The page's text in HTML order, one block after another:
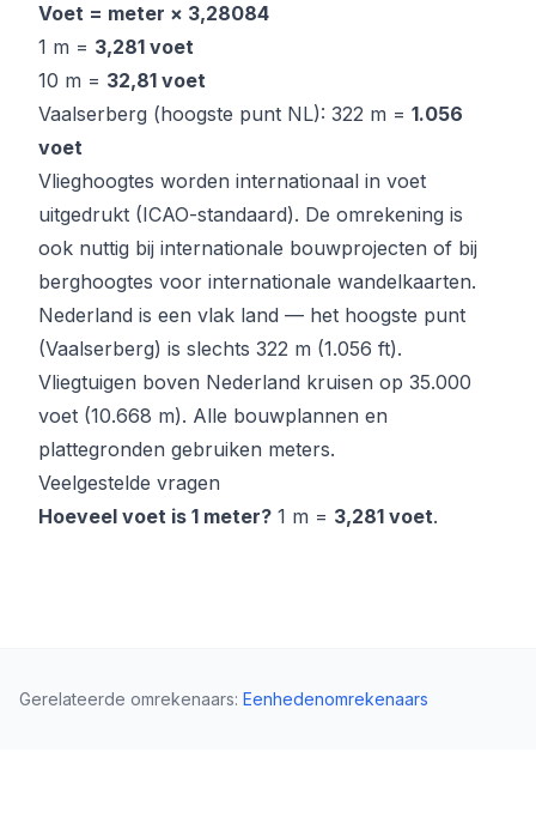
Voet = meter × 3,28084
1 m = 3,281 voet
10 m = 32,81 voet
Vaalserberg (hoogste punt NL): 322 m = 1.056
voet
Vlieghoogtes worden internationaal in voet
uitgedrukt (ICAO-standaard). De omrekening is
ook nuttig bij internationale bouwprojecten of bij
berghoogtes voor internationale wandelkaarten.
Nederland is een vlak land — het hoogste punt
(Vaalserberg) is slechts 322 m (1.056 ft).
Vliegtuigen boven Nederland kruisen op 35.000
voet (10.668 m). Alle bouwplannen en
plattegronden gebruiken meters.
Veelgestelde vragen
Hoeveel voet is 1 meter? 1 m = 3,281 voet.
Gerelateerde omrekenaars: Eenhedenomrekenaars